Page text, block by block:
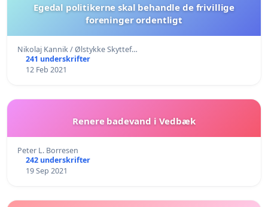
Egedal politikerne skal behandle de frivillige
foreninger ordentligt
Nikolaj Kannik / Ølstykke Skyttef…
241 underskrifter
12 Feb 2021
Renere badevand i Vedbæk
Peter L. Borresen
242 underskrifter
19 Sep 2021